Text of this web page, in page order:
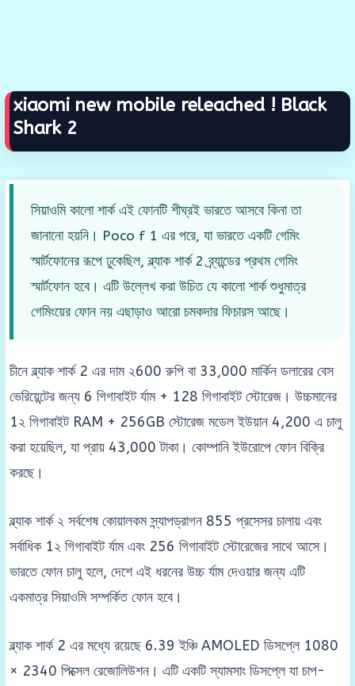
xiaomi new mobile releached ! Black
Shark 2
সিয়াওমি কালো শার্ক এই ফোনটি শীঘ্রই ভারতে আসবে কিনা তা
জানানো হয়নি। Poco f 1 এর পরে, যা ভারতে একটি গেমিং
স্মার্টফোনের রূপে ঢুকেছিল, ব্ল্যাক শার্ক 2 ব্র্যান্ডের প্রথম গেমিং
স্মার্টফোন হবে। এটি উল্লেখ করা উচিত যে কালো শার্ক শুধুমাত্র
গেমিংয়ের ফোন নয় এছাড়াও আরো চমকদার ফিচারস আছে।
চীনে ব্ল্যাক শার্ক 2 এর দাম ২600 রুপি বা 33,000 মার্কিন ডলারের বেস
ভেরিয়েন্টের জন্য 6 গিগাবাইট র্যাম + 128 গিগাবাইট স্টোরেজ। উচ্চমানের
1২ গিগাবাইট RAM + 256GB স্টোরেজ মডেল ইউয়ান 4,200 এ চালু
করা হয়েছিল, যা প্রায় 43,000 টাকা। কোম্পানি ইউরোপে ফোন বিক্রি
করছে।
ব্ল্যাক শার্ক ২ সর্বশেষ কোয়ালকম স্ন্যাপড্রাগন 855 প্রসেসর চালায় এবং
সর্বাধিক 1২ গিগাবাইট র্যাম এবং 256 গিগাবাইট স্টোরেজের সাথে আসে।
ভারতে ফোন চালু হলে, দেশে এই ধরনের উচ্চ র্যাম দেওয়ার জন্য এটি
একমাত্র সিয়াওমি সম্পর্কিত ফোন হবে।
ব্ল্যাক শার্ক 2 এর মধ্যে রয়েছে 6.39 ইঞ্চি AMOLED ডিসপ্লে 1080
× 2340 পিক্সেল রেজোলিউশন। এটি একটি স্যামসাং ডিসপ্লে যা চাপ-